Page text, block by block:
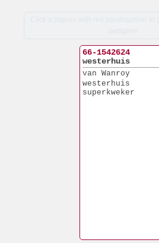
66-1542624
westerhuis
van Wanroy
westerhuis
superkweker